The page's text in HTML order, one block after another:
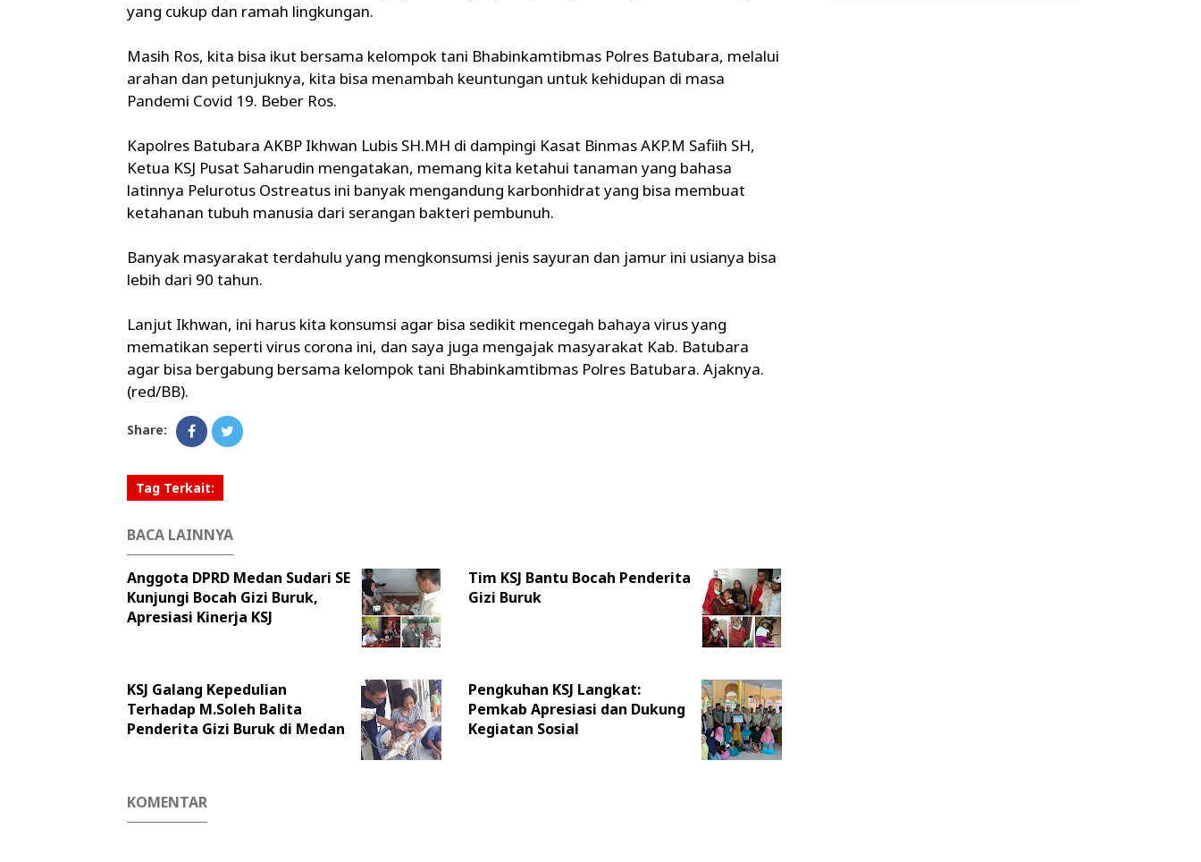
yang cukup dan ramah lingkungan.
Masih Ros, kita bisa ikut bersama kelompok tani Bhabinkamtibmas Polres Batubara, melalui
arahan dan petunjuknya, kita bisa menambah keuntungan untuk kehidupan di masa
Pandemi Covid 19. Beber Ros.
Kapolres Batubara AKBP Ikhwan Lubis SH.MH di dampingi Kasat Binmas AKP.M Safiih SH,
Ketua KSJ Pusat Saharudin mengatakan, memang kita ketahui tanaman yang bahasa
latinnya Pelurotus Ostreatus ini banyak mengandung karbonhidrat yang bisa membuat
ketahanan tubuh manusia dari serangan bakteri pembunuh.
Banyak masyarakat terdahulu yang mengkonsumsi jenis sayuran dan jamur ini usianya bisa
lebih dari 90 tahun.
Lanjut Ikhwan, ini harus kita konsumsi agar bisa sedikit mencegah bahaya virus yang
mematikan seperti virus corona ini, dan saya juga mengajak masyarakat Kab. Batubara
agar bisa bergabung bersama kelompok tani Bhabinkamtibmas Polres Batubara. Ajaknya.
(red/BB).
Share:
Tag Terkait:
BACA LAINNYA
Anggota DPRD Medan Sudari SE
Kunjungi Bocah Gizi Buruk,
Apresiasi Kinerja KSJ
Tim KSJ Bantu Bocah Penderita
Gizi Buruk
KSJ Galang Kepedulian
Terhadap M.Soleh Balita
Penderita Gizi Buruk di Medan
Pengkuhan KSJ Langkat:
Pemkab Apresiasi dan Dukung
Kegiatan Sosial
KOMENTAR